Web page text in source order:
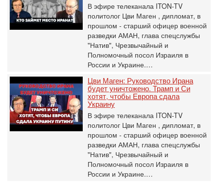
В эфире телеканала ITON-TV
политолог Цви Маген , дипломат, в
прошлом - старший офицер военной
разведки АМАН, глава спецслужбы
"Натив", ‎Чрезвычайный и
Полномочный посол Израиля в
России и Украине.…
Цви Маген: Руководство Ирана
будет уничтожено. Трамп и Си
хотят, чтобы Европа сдала
Украину
В эфире телеканала ITON-TV
политолог Цви Маген , дипломат, в
прошлом - старший офицер военной
разведки АМАН, глава спецслужбы
"Натив", ‎Чрезвычайный и
Полномочный посол Израиля в
России и Украине.…